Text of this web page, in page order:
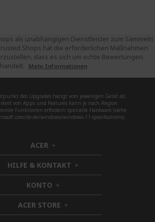
als unabhängigen Dienstleister zum Sammeln
Shops hat die erforderlichen Maßnahmen
dass es sich um echte Bewertungen
handelt.
Mehr Informationen
des Upgrades hängt vom jeweiligen Gerät ab.
von Apps und Features kann je nach Region
Funktionen erfordern spezielle Hardware (siehe
de-de/windows/windows-11-specifications).
ACER h
i
d
d
e
n
HILFE & KONTAKT h
i
d
n
KONTO h
i
d
d
ACER STORE h
i